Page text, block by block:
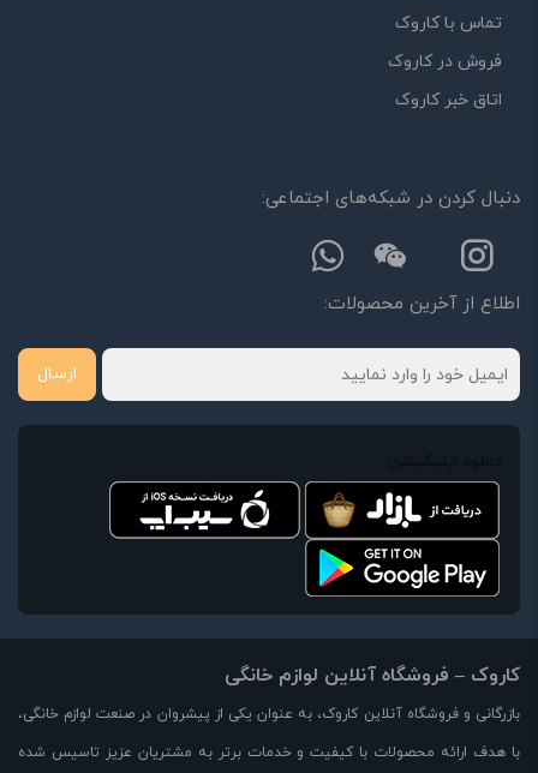
تماس با کاروک
فروش در کاروک
اتاق خبر کاروک
دنبال کردن در شبکه‌های اجتماعی:
اطلاع از آخرین محصولات:
ارسال
کاروک – فروشگاه آنلاین لوازم خانگی
بازرگانی و فروشگاه آنلاین کاروک، به عنوان یکی از پیشروان در صنعت لوازم خانگی،
با هدف ارائه محصولات با کیفیت و خدمات برتر به مشتریان عزیز تاسیس شده